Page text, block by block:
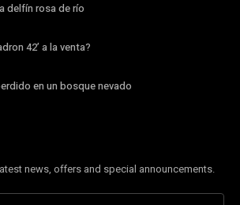
delfín rosa de río
42’ a la venta?
en un bosque nevado
news, offers and special announcements.